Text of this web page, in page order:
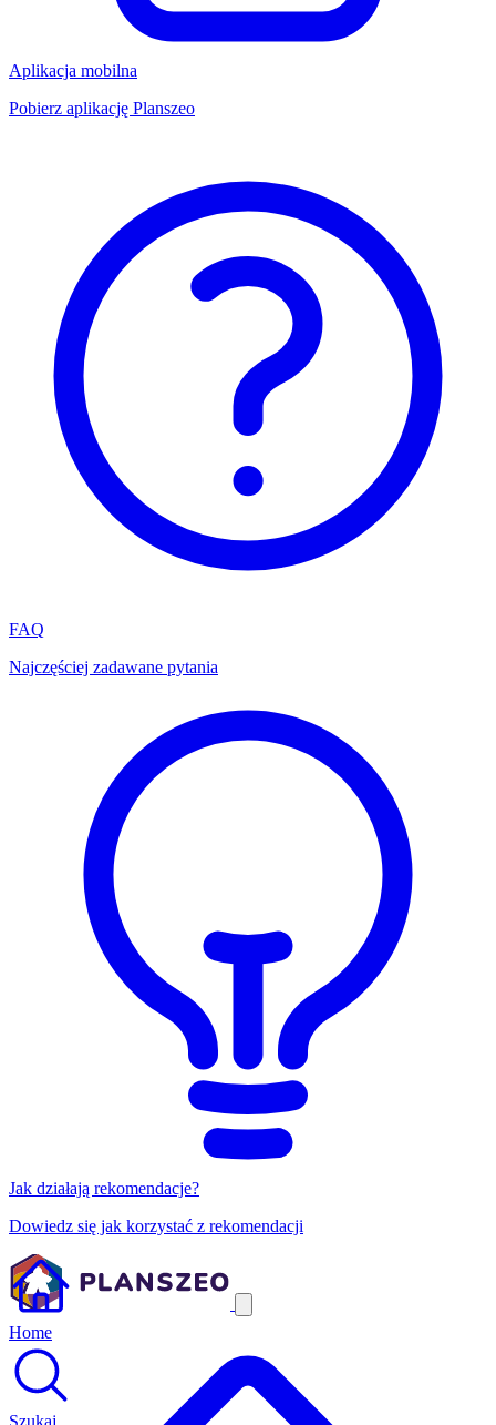
Aplikacja mobilna
Pobierz aplikację Planszeo
FAQ
Najczęściej zadawane pytania
Jak działają rekomendacje?
Dowiedz się jak korzystać z rekomendacji
Home
Szukaj